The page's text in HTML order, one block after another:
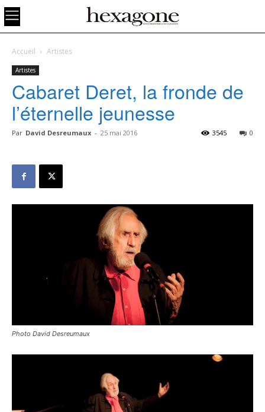
Accueil Artistes
Artistes
Cabaret Deret, la fronde de
l’éternelle jeunesse
Par David Desreumaux - 25 mai 2016 0
3545
Photo David Desreumaux